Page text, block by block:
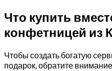
Что купить
конфетницей из
Чтобы создать богатую
подарок, обратите